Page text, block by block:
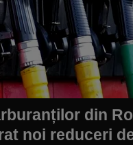
din
noi reduceri